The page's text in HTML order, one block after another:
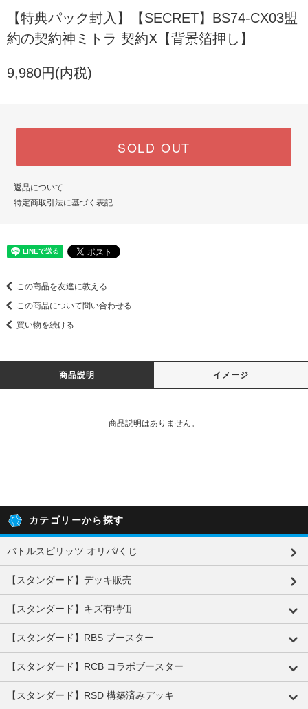
【特典パック封入】【SECRET】BS74-CX03盟
約の契約神ミトラ 契約X【背景箔押し】
9,980円(内税)
SOLD OUT
返品について
特定商取引法に基づく表記
この商品を友達に教える
この商品について問い合わせる
買い物を続ける
商品説明 イメージ
商品説明はありません。
カテゴリーから探す
バトルスピリッツ オリパ/くじ
【スタンダード】デッキ販売
【スタンダード】キズ有特価
【スタンダード】RBS ブースター
【スタンダード】RCB コラボブースター
【スタンダード】RSD 構築済みデッキ